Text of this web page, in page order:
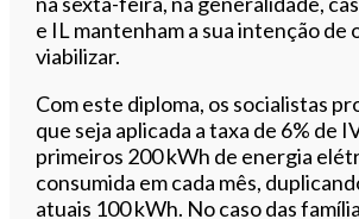
e IL mantenham a sua intenção de
viabilizar.
Com este diploma, os socialistas
que seja aplicada a taxa de 6% de
primeiros 200 kWh de energia
consumida em cada mês,
atuais 100 kWh. No caso das